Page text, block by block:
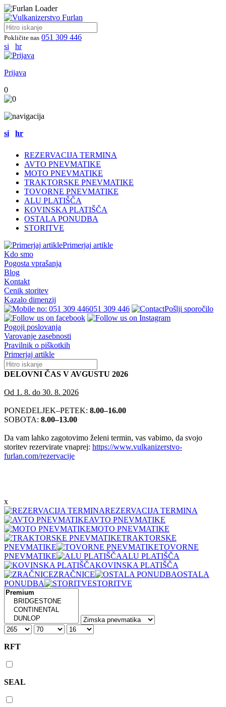
Pokličite nas 051 309 446
si
hr
Prijava
0
si hr
REZERVACIJA TERMINA
AVTO PNEVMATIKE
MOTO PNEVMATIKE
TRAKTORSKE PNEVMATIKE
TOVORNE PNEVMATIKE
ALU PLATIŠČA
KOVINSKA PLATIŠČA
OSTALA PONUDBA
STORITVE
Primerjaj artikle
Kdo smo
Pogosta vprašanja
Blog
Kontakt
Cenik storitev
Kazalo dimenzij
051 309 446
Pošlji sporočilo
Pogoji poslovanja
Varovanje zasebnosti
Pravilnik o piškotkih
Primerjaj artikle
DELOVNI ČAS V AVGUSTU 2026
Od 1. 8. do 30. 8. 2026
PONEDELJEK–PETEK: 8.00–16.00
SOBOTA: 8.00–13.00
Da vam lahko zagotovimo želeni termin, vas vabimo, da svojo
storitev rezervirate vnaprej: https://www.vulkanizerstvo-
furlan.com/rezervacije
x
REZERVACIJA TERMINA
AVTO PNEVMATIKE
MOTO PNEVMATIKE
TRAKTORSKE
PNEVMATIKE
TOVORNE
PNEVMATIKE
ALU PLATIŠČA
KOVINSKA PLATIŠČA
ZRAČNICE
OSTALA
PONUDBA
STORITVE
RFT
SEAL